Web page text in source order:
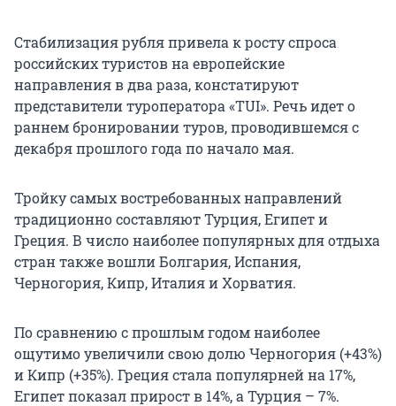
Стабилизация рубля привела к росту спроса
российских туристов на европейские
направления в два раза, констатируют
представители туроператора «TUI». Речь идет о
раннем бронировании туров, проводившемся с
декабря прошлого года по начало мая.
Тройку самых востребованных направлений
традиционно составляют Турция, Египет и
Греция. В число наиболее популярных для отдыха
стран также вошли Болгария, Испания,
Черногория, Кипр, Италия и Хорватия.
По сравнению с прошлым годом наиболее
ощутимо увеличили свою долю Черногория (+43%)
и Кипр (+35%). Греция стала популярней на 17%,
Египет показал прирост в 14%, а Турция – 7%.